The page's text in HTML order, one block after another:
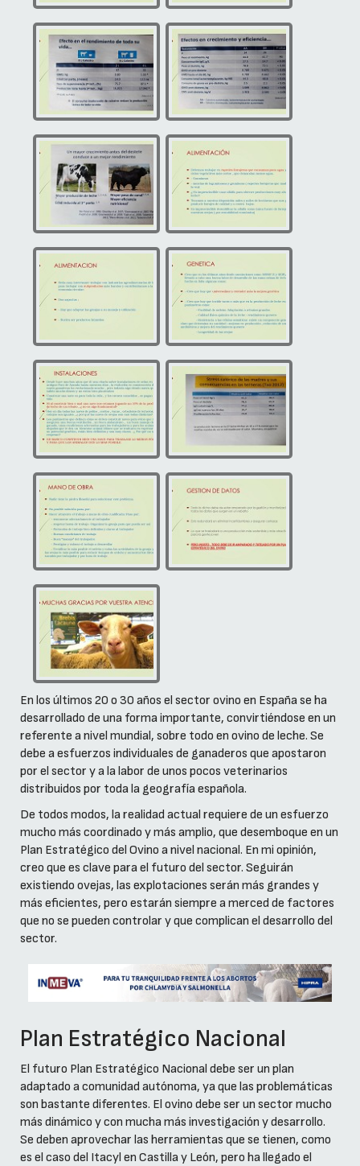
En los últimos 20 o 30 años el sector ovino en España se ha
desarrollado de una forma importante, convirtiéndose en un
referente a nivel mundial, sobre todo en ovino de leche. Se
debe a esfuerzos individuales de ganaderos que apostaron
por el sector y a la labor de unos pocos veterinarios
distribuidos por toda la geografía española.
De todos modos, la realidad actual requiere de un esfuerzo
mucho más coordinado y más amplio, que desemboque en un
Plan Estratégico del Ovino a nivel nacional. En mi opinión,
creo que es clave para el futuro del sector. Seguirán
existiendo ovejas, las explotaciones serán más grandes y
más eficientes, pero estarán siempre a merced de factores
que no se pueden controlar y que complican el desarrollo del
sector.
Plan Estratégico Nacional
El futuro Plan Estratégico Nacional debe ser un plan
adaptado a comunidad autónoma, ya que las problemáticas
son bastante diferentes. El ovino debe ser un sector mucho
más dinámico y con mucha más investigación y desarrollo.
Se deben aprovechar las herramientas que se tienen, como
es el caso del Itacyl en Castilla y León, pero ha llegado el